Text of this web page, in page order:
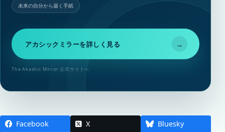
未来の自分から届く手紙
アカシックミラーを詳しく見る →
The Akashic Mirror 公式サイトへ
Facebook X
Bluesky